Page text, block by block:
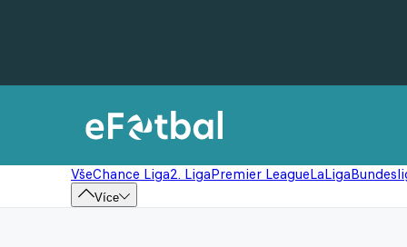
VšeChance Liga2. LigaPremier LeagueLaLiga
Více